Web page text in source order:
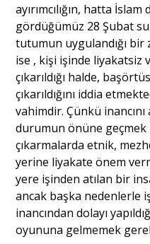
ayırımcılığın, hatta
gördüğümüz 28 Şubat
tutumun uygulandığı
ise , kişi işinde liyakatsiz
çıkarıldığı halde,
çıkarıldığını iddia
vahimdir. Çünkü
durumun önüne geçmek
çıkarmalarda etnik,
yerine liyakate önem
yere işinden atılan bir
ancak başka nedenlerle
inancından dolayı
oyununa gelmemek